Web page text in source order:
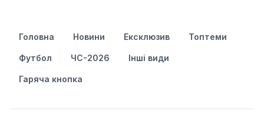
Головна Новини Ексклюзив Топтеми
Футбол ЧС-2026 Інші види
Гаряча кнопка